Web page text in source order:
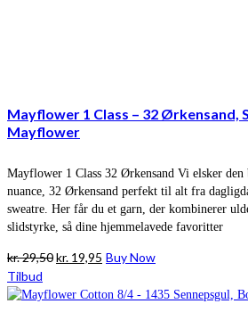
Mayflower 1 Class – 32 Ørkensand,
Mayflower
Mayflower 1 Class 32 Ørkensand Vi elsker den
nuance, 32 Ørkensand perfekt til alt fra
sweatre. Her får du et garn, der kombinerer
slidstyrke, så dine hjemmelavede favoritter
kr.29,50Den
pris
kr. 19,95 Den
pris
Buy Now
Tilbud